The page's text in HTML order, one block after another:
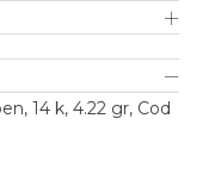
14 k, 4.22 gr, Cod